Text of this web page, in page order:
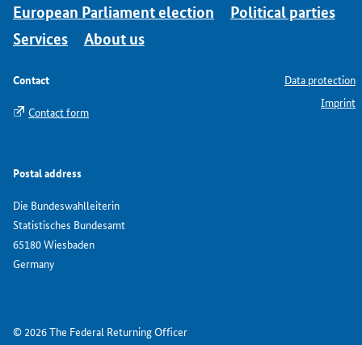
European Parliament election
Political parties
Services
About us
Contact
Contact form
Postal address
Die Bundeswahlleiterin
Statistisches Bundesamt
65180 Wiesbaden
Germany
Data protection
Imprint
© 2026 The Federal Returning Officer